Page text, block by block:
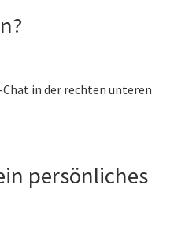
in der rechten unteren
persönliches